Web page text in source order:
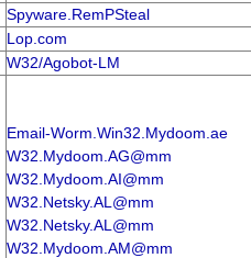
Spyware.RemPSteal
Lop.com
W32/Agobot-LM
Email-Worm.Win32.Mydoom.ae
W32.Mydoom.AG@mm
W32.Mydoom.AI@mm
W32.Netsky.AL@mm
W32.Netsky.AL@mm
W32.Mydoom.AM@mm